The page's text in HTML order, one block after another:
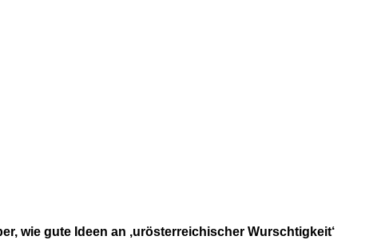
wie gute Ideen an ‚urösterreichischer Wurschtigkeit‘